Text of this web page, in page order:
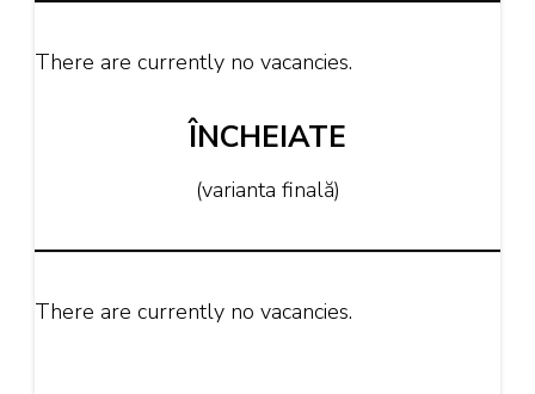
There are currently no vacancies.
ÎNCHEIATE
(varianta finală)
There are currently no vacancies.